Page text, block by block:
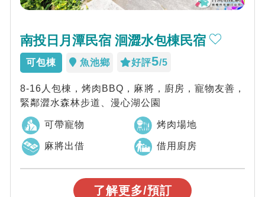
南投日月潭民宿 洄澀水包棟民宿
可包棟 魚池鄉 好評5/5
8-16人包棟，烤肉BBQ，麻將，廚房，寵物友善，
緊鄰澀水森林步道、漫心湖公園
可帶寵物 烤肉場地
麻將出借 借用廚房
了解更多/預訂